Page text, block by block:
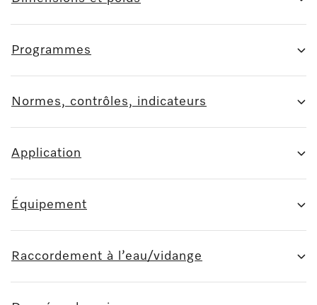
Programmes
Normes, contrôles, indicateurs
Application
Équipement
Raccordement à l’eau/vidange